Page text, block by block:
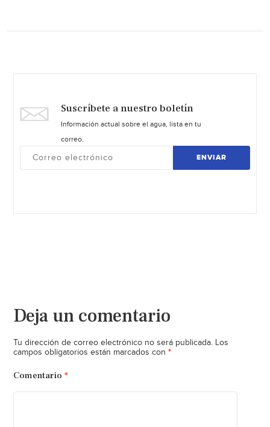
Suscríbete a nuestro boletín
Información actual sobre el agua, lista en tu
correo.
ENVIAR
Deja un comentario
Tu dirección de correo electrónico no será publicada. Los
campos obligatorios están marcados con *
Comentario *